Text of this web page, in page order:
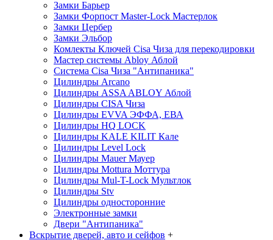
Замки Барьер
Замки Форпост Master-Lock Мастерлок
Замки Цербер
Замки Эльбор
Комлекты Ключей Cisa Чиза для перекодировки
Мастер системы Abloy Аблой
Система Cisa Чиза "Антипаника"
Цилиндры Arcano
Цилиндры ASSA ABLOY Аблой
Цилиндры CISA Чиза
Цилиндры EVVA ЭФФА, ЕВА
Цилиндры HQ LOCK
Цилиндры KALE KILIT Кале
Цилиндры Level Lock
Цилиндры MauerМауер
Цилиндры Mottura Моттура
Цилиндры Mul-T-Lock Мультлок
Цилиндры Stv
Цилиндры односторонние
Электронные замки
Двери "Антипаника"
Вскрытие дверей, авто и сейфов +